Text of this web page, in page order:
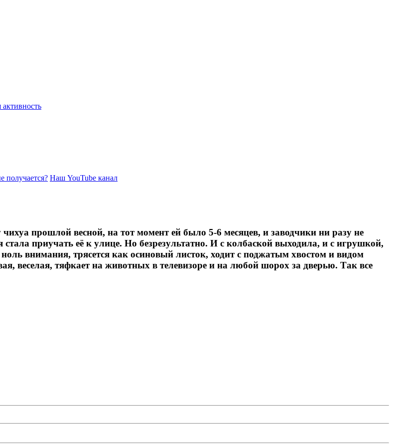
получается? Наш YouTube канал
прошлой весной, на тот момент ей было 5-6 месяцев, и заводчики ни разу не
приучать её к улице. Но безрезультатно. И с колбаской выходила, и с игрушкой,
внимания, трясется как осиновый листок, ходит с поджатым хвостом и видом
веселая, тяфкает на животных в телевизоре и на любой шорох за дверью. Так все